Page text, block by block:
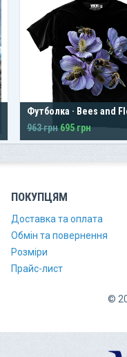
Футболка · Bees and
963 грн 695 грн
ПОКУПЦЯМ
Доставка та оплата
Обмін та повернення
Розміри
Прайс-лист
©